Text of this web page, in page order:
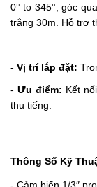
0° to 345°, góc
trắng 30m. Hỗ trợ
- Vị trí lắp đặt:
- Ưu điểm: Kết
thu tiếng.
Thông Số Kỹ
- Cảm biến 1/3″